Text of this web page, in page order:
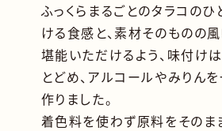
ふっくらまるごとのタラコの
ける食感と、素材そのものの
堪能いただけるよう、味付け
とどめ、アルコールやみりん
作りました。
着色料を使わず原料をそのま